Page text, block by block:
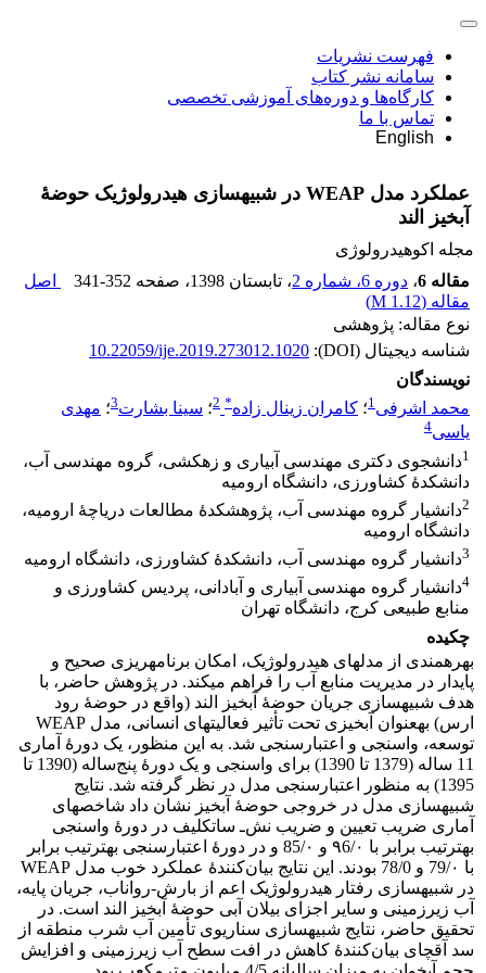
فهرست نشریات
سامانه نشر کتاب
کارگاه‌ها و دوره‌های آموزشی تخصصی
تماس با ما
English
عملکرد مدل WEAP در شبیه‏سازی هیدرولوژیک حوضۀ
آبخیز الند
مجله اکوهیدرولوژی
مقاله 6
، دوره 6، شماره 2 ، تابستان 1398 ، صفحه 341-352
اصل
مقاله (1.12 M
)
نوع مقاله: پژوهشی
شناسه دیجیتال (DOI):
10.22059/ije.2019.273012.1020
نویسندگان
محمد اشرفی1؛ کامران زینال زاده*
2؛ سینا بشارت3؛ مهدی
یاسی4
1دانشجوی دکتری مهندسی آبیاری و زهکشی، گروه مهندسی آب،
دانشکدۀ کشاورزی، دانشگاه ارومیه
2دانشیار گروه مهندسی آب، پژوهشکدۀ مطالعات دریاچۀ ارومیه،
دانشگاه ارومیه
3دانشیار گروه مهندسی آب، دانشکدۀ کشاورزی، دانشگاه ارومیه
4دانشیار گروه مهندسی آبیاری و آبادانی، پردیس کشاورزی و
منابع طبیعی کرج، دانشگاه تهران
چکیده
بهره‏مندی از مدل‏‏های هیدرولوژیک، امکان برنامه‏ریزی صحیح و
پایدار در مدیریت منابع آب را فراهم می‏کند. در پژوهش حاضر، با
هدف شبیه‏سازی جریان حوضۀ آبخیز الند (واقع در حوضۀ رود
ارس) به‏عنوان آبخیزی تحت تأثیر فعالیت‏های انسانی، مدل WEAP
توسعه، واسنجی و اعتبارسنجی شد. به این منظور، یک دورۀ آماری
11 ساله (1379 تا 1390) برای واسنجی و یک دورۀ پنج‌ساله (1390 تا
1395) به منظور اعتبارسنجی مدل در نظر گرفته شد. نتایج
شبیه‏سازی مدل در خروجی حوضۀ آبخیز نشان داد شاخص‏های
آماری ضریب تعیین و ضریب نش‌ـ ساتکلیف در دورۀ واسنجی
به‏ترتیب برابر با ۹6/۰ و 85/۰ و در دورۀ اعتبارسنجی به‏ترتیب برابر
با 79/۰ و 78/0 بودند. این نتایج بیان‌کنندۀ عملکرد خوب مدل WEAP
در شبیه‏سازی رفتار هیدرولوژیک اعم از بارش-رواناب، جریان پایه،
آب زیرزمینی و سایر اجزای بیلان آبی حوضۀ آبخیز الند است. در
تحقیق حاضر، نتایج شبیه‏سازی سناریوی تأمین آب شرب منطقه از
سد آق‏چای بیان‌کنندۀ کاهش در افت سطح آب زیرزمینی و افزایش